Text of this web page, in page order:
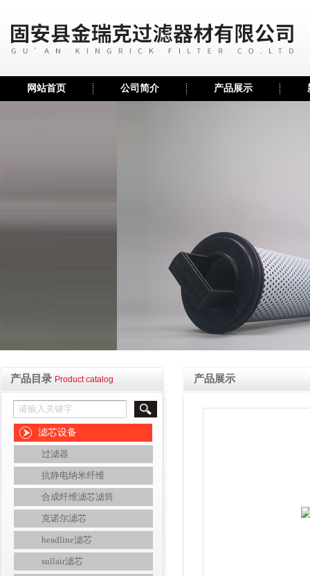
网站首页 公司简介 产品展示
产品目录 Product catalog
滤芯设备
过滤器
抗静电纳米纤维
合成纤维滤芯滤筒
克诺尔滤芯
headline滤芯
sullair滤芯
产品展示